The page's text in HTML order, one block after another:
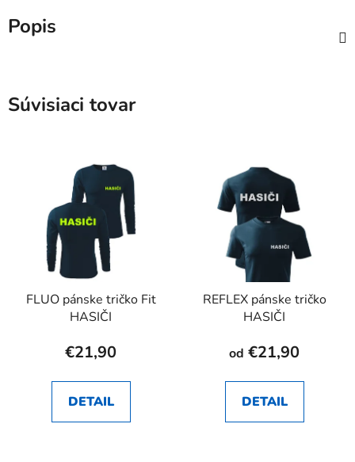
Popis
Súvisiaci tovar
FLUO pánske tričko Fit
HASIČI
€21,90
DETAIL
REFLEX pánske tričko
HASIČI
od €21,90
DETAIL